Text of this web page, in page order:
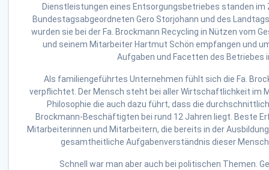
Dienstleistungen eines Entsorgungsbetriebes standen
Bundestagsabgeordneten Gero Storjohann und des
wurden sie bei der Fa. Brockmann Recycling in Nützen vom
und seinem Mitarbeiter Hartmut Schön empfangen und
Aufgaben und Facetten des Betriebes
Als familiengeführtes Unternehmen fühlt sich die Fa.
verpflichtet. Der Mensch steht bei aller Wirtschaftlichkeit im
Philosophie die auch dazu führt, dass die
Brockmann-Beschäftigten bei rund 12 Jahren liegt. Beste
Mitarbeiterinnen und Mitarbeitern, die bereits in der
gesamtheitliche Aufgabenverständnis dieser
Schnell war man aber auch bei politischen Themen.